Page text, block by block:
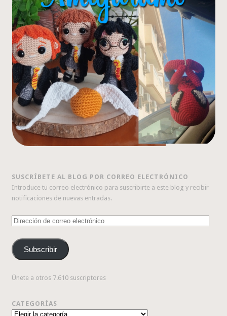
SUSCRÍBETE AL BLOG POR CORREO ELECTRÓNICO
Introduce tu correo electrónico para suscribirte a este blog y recibir
notificaciones de nuevas entradas.
Dirección
correo
electrónico
Subscribir
Únete a otros 7.610 suscriptores
CATEGORÍAS
Categorías